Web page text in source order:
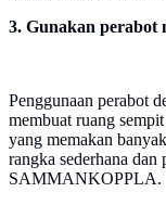
3. Gunakan perabot
Penggunaan perabot
membuat ruang
yang memakan
rangka sederhana
SAMMANKOPPLA.